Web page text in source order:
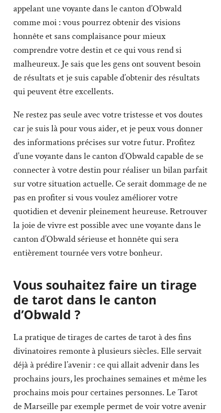
appelant une voyante dans le canton d’Obwald
comme moi : vous pourrez obtenir des visions
honnête et sans complaisance pour mieux
comprendre votre destin et ce qui vous rend si
malheureux. Je sais que les gens ont souvent besoin
de résultats et je suis capable d’obtenir des résultats
qui peuvent être excellents.
Ne restez pas seule avec votre tristesse et vos doutes
car je suis là pour vous aider, et je peux vous donner
des informations précises sur votre futur. Profitez
d’une voyante dans le canton d’Obwald capable de se
connecter à votre destin pour réaliser un bilan parfait
sur votre situation actuelle. Ce serait dommage de ne
pas en profiter si vous voulez améliorer votre
quotidien et devenir pleinement heureuse. Retrouver
la joie de vivre est possible avec une voyante dans le
canton d’Obwald sérieuse et honnête qui sera
entièrement tournée vers votre bonheur.
Vous souhaitez faire un tirage
de tarot dans le canton
d’Obwald ?
La pratique de tirages de cartes de tarot à des fins
divinatoires remonte à plusieurs siècles. Elle servait
déjà à prédire l’avenir : ce qui allait advenir dans les
prochains jours, les prochaines semaines et même les
prochains mois pour certaines personnes. Le Tarot
de Marseille par exemple permet de voir votre avenir